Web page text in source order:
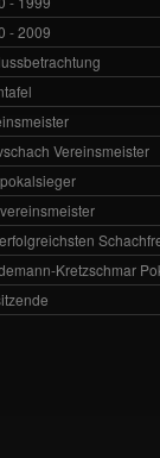
- 2009
Vereinsmeister
Kretzschmar